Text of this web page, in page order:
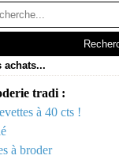
achats...
tradi :
à 40 cts !
à broder